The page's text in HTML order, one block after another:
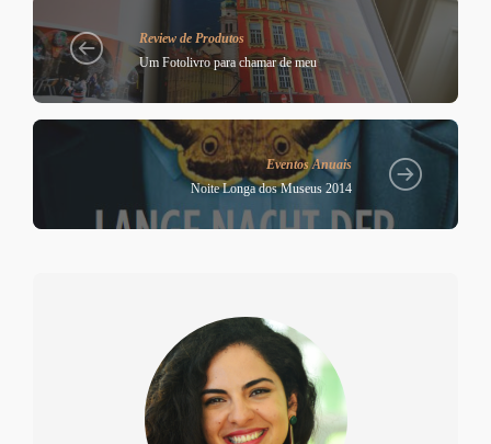
Review de Produtos
Um Fotolivro para chamar de meu
Eventos Anuais
Noite Longa dos Museus 2014